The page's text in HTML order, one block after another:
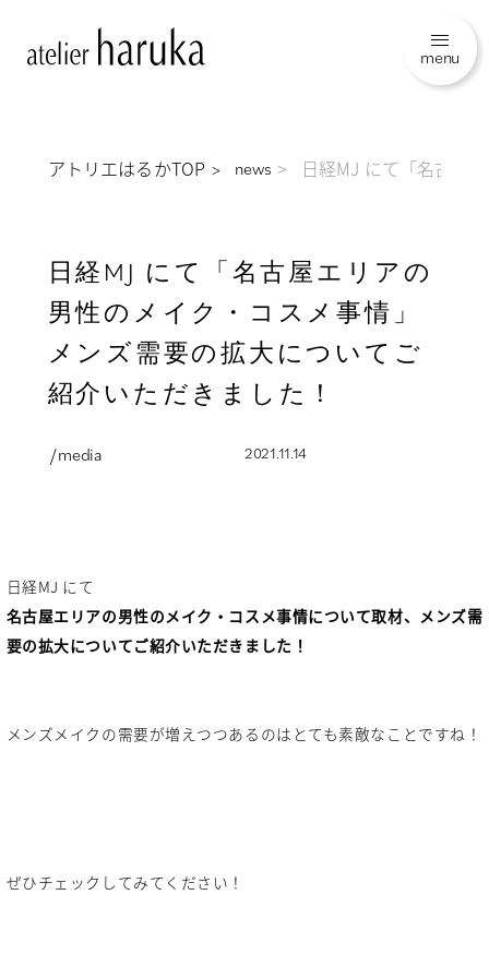
menu
アトリエはるかTOP news 日経MJ にて「名古屋
日経MJ にて「名古屋エリアの
男性のメイク・コスメ事情」
メンズ需要の拡大についてご
紹介いただきました！
/ media 2021.11.14
日経MJ にて
名古屋エリアの男性のメイク・コスメ事情について取材、メンズ需
要の拡大についてご紹介いただきました！
メンズメイクの需要が増えつつあるのはとても素敵なことですね！
ぜひチェックしてみてください！